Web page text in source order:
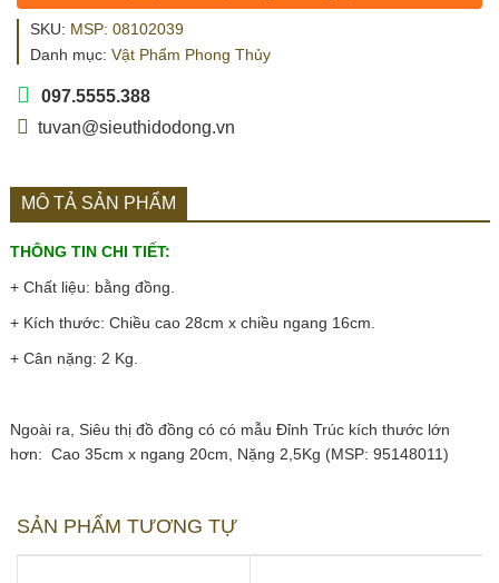
SKU: MSP: 08102039
Danh mục: Vật Phẩm Phong Thủy
097.5555.388
tuvan@sieuthidodong.vn
MÔ TẢ SẢN PHẨM
THÔNG TIN CHI TIẾT:
+ Chất liệu: bằng đồng.
+ Kích thước: Chiều cao 28cm x chiều ngang 16cm.
+ Cân nặng: 2 Kg.
Ngoài ra, Siêu thị đồ đồng có có mẫu Đỉnh Trúc kích thước lớn
hơn: Cao 35cm x ngang 20cm, Nặng 2,5Kg (MSP: 95148011)
SẢN PHẨM TƯƠNG TỰ